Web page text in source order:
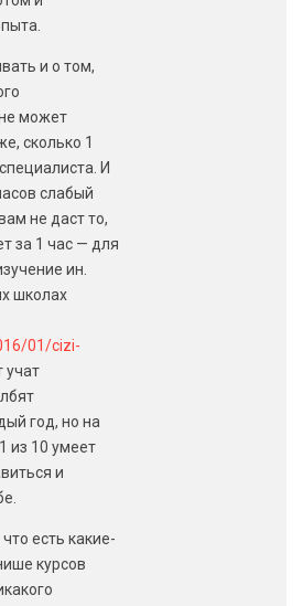
и о том,
может
сколько 1
И
слабый
не даст то,
за 1 час — для
ин.
школах
01/cizi-
учат
год, но на
из 10 умеет
и
есть какие-
курсов